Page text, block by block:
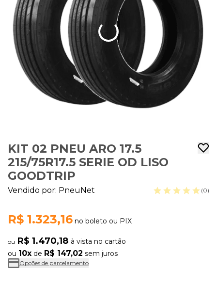
KIT 02 PNEU ARO 17.5
215/75R17.5 SERIE OD LISO
GOODTRIP
Vendido por: PneuNet (0)
R$ 1.323,16 no boleto ou PIX
ou R$ 1.470,18 à vista no cartão
ou 10x de R$ 147,02 sem juros
Opções de parcelamento